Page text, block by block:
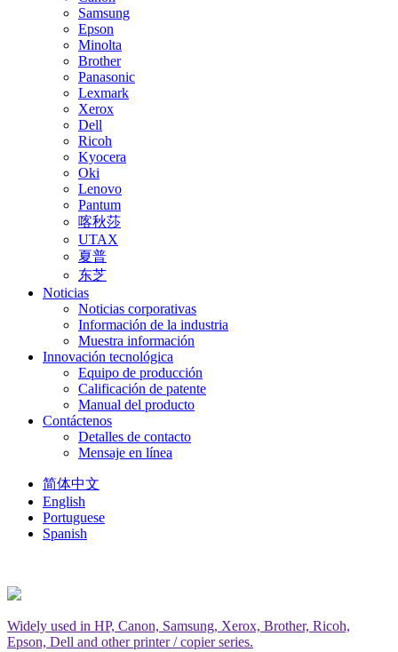
Samsung
Epson
Minolta
Brother
Panasonic
Lexmark
Xerox
Dell
Ricoh
Kyocera
Oki
Lenovo
Pantum
喀秋莎
UTAX
夏普
东芝
Noticias
Noticias corporativas
Información de la industria
Muestra información
Innovación tecnológica
Equipo de producción
Calificación de patente
Manual del producto
Contáctenos
Detalles de contacto
Mensaje en línea
简体中文
English
Portuguese
Spanish
Widely used in HP, Canon, Samsung, Xerox, Brother, Ricoh,
Epson, Dell and other printer / copier series.